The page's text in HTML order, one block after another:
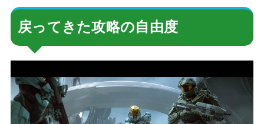
戻ってきた攻略の自由度